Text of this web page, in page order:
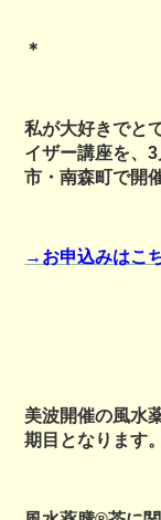
＊
私が大好きでと
イザー講座を、
市・南森町で開
→お申込みはこ
美波開催の風水
期目となります。